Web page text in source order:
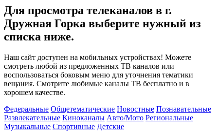
Для просмотра телеканалов в г.
Дружная Горка выберите нужный из
списка ниже.
Наш сайт доступен на мобильных устройствах! Можете
смотреть любой из предложенных ТВ каналов или
воспользоваться боковым меню для уточнения тематики
вещания. Смотрите любимые каналы ТВ бесплатно и в
хорошем качестве.
Федеральные Общетематические Новостные Познавательные
Развлекательные Киноканалы Авто/Мото Региональные
Музыкальные Спортивные Детские